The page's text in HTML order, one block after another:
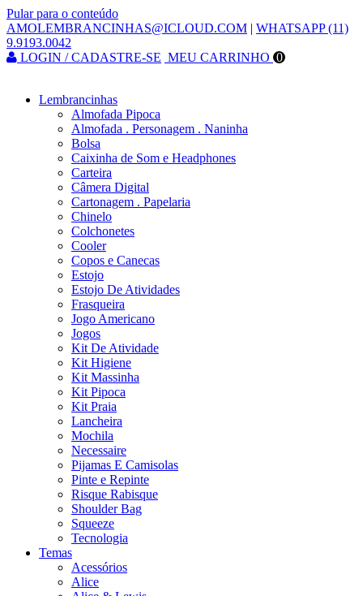
Pular para o conteúdo
AMOLEMBRANCINHAS@ICLOUD.COM | WHATSAPP (11)
9.9193.0042
LOGIN / CADASTRE-SE MEU CARRINHO 0
Lembrancinhas
Almofada Pipoca
Almofada . Personagem . Naninha
Bolsa
Caixinha de Som e Headphones
Carteira
Câmera Digital
Cartonagem . Papelaria
Chinelo
Colchonetes
Cooler
Copos e Canecas
Estojo
Estojo De Atividades
Frasqueira
Jogo Americano
Jogos
Kit De Atividade
Kit Higiene
Kit Massinha
Kit Pipoca
Kit Praia
Lancheira
Mochila
Necessaire
Pijamas E Camisolas
Pinte e Repinte
Risque Rabisque
Shoulder Bag
Squeeze
Tecnologia
Temas
Acessórios
Alice